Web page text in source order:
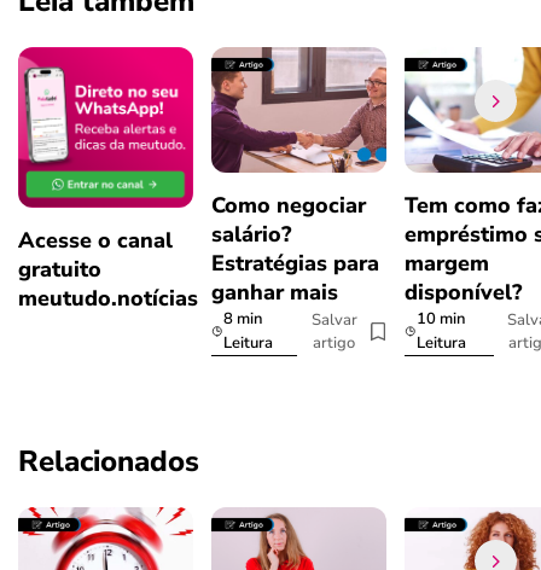
Acesse o canal
gratuito
meutudo.notícias
Como negociar
salário?
Estratégias para
ganhar mais
8 min
Leitura
Salvar
artigo
Tem como
empréstimo
margem
disponível?
10 min
Leitura
Relacionados